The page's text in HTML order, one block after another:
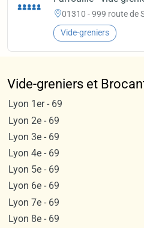
01310 - 999 route de
Vide-greniers
Vide-greniers et
Lyon 1er - 69
Lyon 2e - 69
Lyon 3e - 69
Lyon 4e - 69
Lyon 5e - 69
Lyon 6e - 69
Lyon 7e - 69
Lyon 8e - 69